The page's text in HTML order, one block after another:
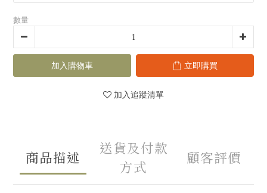
數量
加入購物車 立即購買
加入追蹤清單
商品描述
送貨及付款
方式
顧客評價